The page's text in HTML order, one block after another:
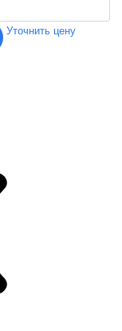
Уточнить цену